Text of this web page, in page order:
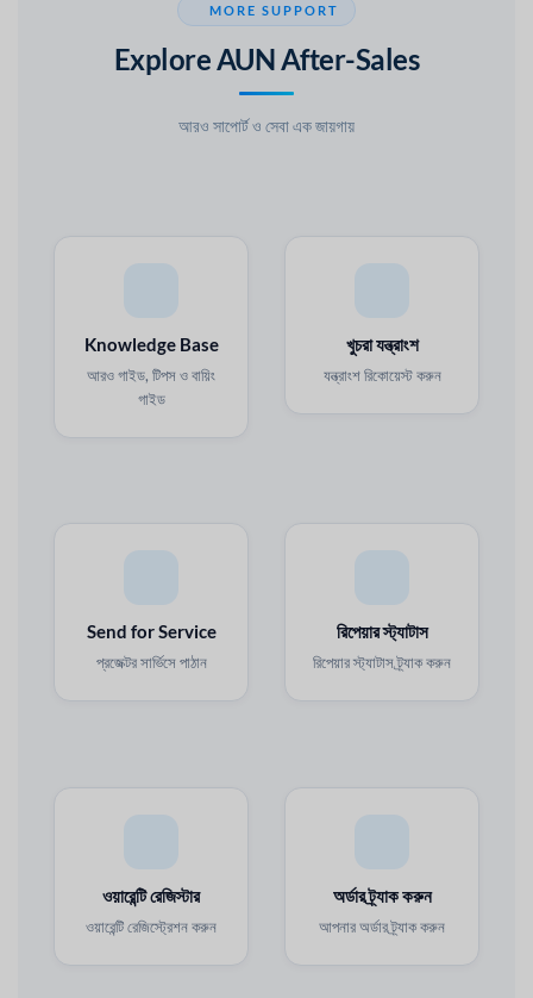
MORE SUPPORT
Explore AUN After-Sales
আরও সাপোর্ট ও সেবা এক জায়গায়
Knowledge Base
আরও গাইড, টিপস ও বায়িং
গাইড
খুচরা যন্ত্রাংশ
যন্ত্রাংশ রিকোয়েস্ট করুন
Send for Service
প্রজেক্টর সার্ভিসে পাঠান
রিপেয়ার স্ট্যাটাস
রিপেয়ার স্ট্যাটাস ট্র্যাক করুন
ওয়ারেন্টি রেজিস্টার
ওয়ারেন্টি রেজিস্ট্রেশন করুন
অর্ডার ট্র্যাক করুন
আপনার অর্ডার ট্র্যাক করুন